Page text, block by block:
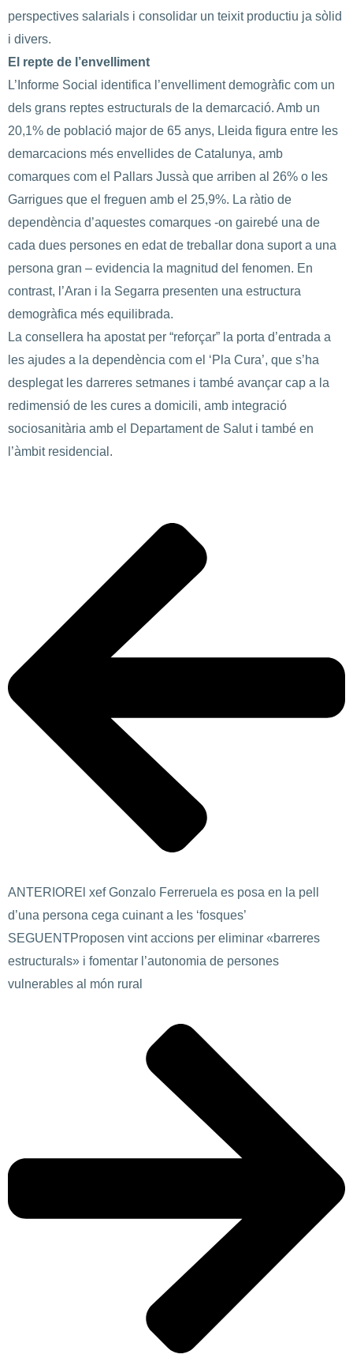
perspectives salarials i consolidar un teixit productiu ja sòlid
i divers.
El repte de l’envelliment
L’Informe Social identifica l’envelliment demogràfic com un
dels grans reptes estructurals de la demarcació. Amb un
20,1% de població major de 65 anys, Lleida figura entre les
demarcacions més envellides de Catalunya, amb
comarques com el Pallars Jussà que arriben al 26% o les
Garrigues que el freguen amb el 25,9%. La ràtio de
dependència d’aquestes comarques -on gairebé una de
cada dues persones en edat de treballar dona suport a una
persona gran – evidencia la magnitud del fenomen. En
contrast, l’Aran i la Segarra presenten una estructura
demogràfica més equilibrada.
La consellera ha apostat per “reforçar” la porta d’entrada a
les ajudes a la dependència com el ‘Pla Cura’, que s’ha
desplegat les darreres setmanes i també avançar cap a la
redimensió de les cures a domicili, amb integració
sociosanitària amb el Departament de Salut i també en
l’àmbit residencial.
ANTERIOREl xef Gonzalo Ferreruela es posa en la pell
d’una persona cega cuinant a les ‘fosques’
SEGUENTProposen vint accions per eliminar «barreres
estructurals» i fomentar l’autonomia de persones
vulnerables al món rural